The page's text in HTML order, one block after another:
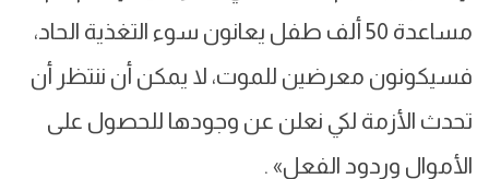
مساعدة 50 ألف طفل يعانون سوء التغذية الحاد،
فسيكونون معرضين للموت، لا يمكن أن ننتظر أن
تحدث الأزمة لكي نعلن عن وجودها للحصول على
الأموال وردود الفعل» .